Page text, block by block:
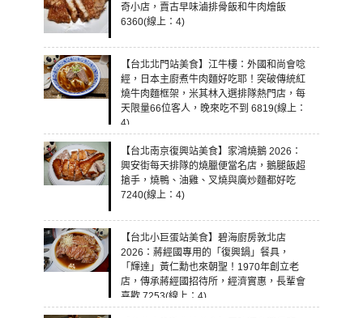
奇小店，賣古早味滷排骨飯和牛肉燴飯
6360(線上：4)
【台北北門站美食】江牛樓：外國和尚會唸
經，日本主廚煮牛肉麵好吃耶！突破傳統紅
燒牛肉麵框架，米其林入選排隊熱門店，每
天限量66位客人，晚來吃不到 6819(線上：
4)
【台北南京復興站美食】家鴻燒鵝 2026：
興安街每天排隊的燒臘便當名店，鵝腿飯超
搶手，燒鴨、油雞、叉燒與廣炒麵都好吃
7240(線上：4)
【台北小巨蛋站美食】碧海廚房敦北店
2026：蔣經國專用的「復興鍋」餐具，
「輝達」黃仁勳也來朝聖！1970年創立老
店，傳承蔣經國招待所，經濟實惠，長輩會
喜歡 7253(線上：4)